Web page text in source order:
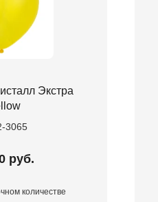
Экстра
3065
руб.
количестве